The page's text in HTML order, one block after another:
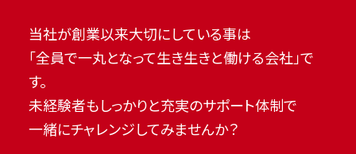
当社が創業以来大切にしている事は
「全員で一丸となって生き生きと働ける会社」で
す。
未経験者もしっかりと充実のサポート体制で
一緒にチャレンジしてみませんか？